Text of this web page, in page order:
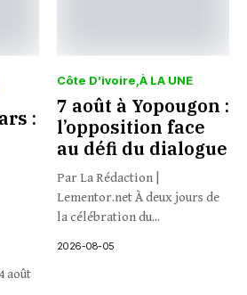
:
août
Côte D’ivoire À LA UNE
7 août à Yopougon :
l’opposition face
au défi du dialogue
Par La Rédaction |
Lementor.net À deux jours de
la célébration du...
2026-08-05